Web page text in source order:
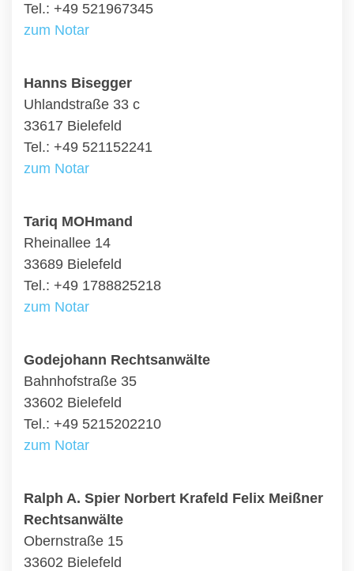
Tel.: +49 521967345
zum Notar
Hanns Bisegger
Uhlandstraße 33 c
33617 Bielefeld
Tel.: +49 521152241
zum Notar
Tariq MOHmand
Rheinallee 14
33689 Bielefeld
Tel.: +49 1788825218
zum Notar
Godejohann Rechtsanwälte
Bahnhofstraße 35
33602 Bielefeld
Tel.: +49 5215202210
zum Notar
Ralph A. Spier Norbert Krafeld Felix Meißner
Rechtsanwälte
Obernstraße 15
33602 Bielefeld